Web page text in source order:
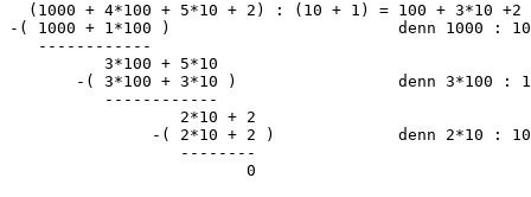
  (1000 + 4*100 + 5*10 + 2) : (10 + 1) = 100 + 3*10 +2
-( 1000 + 1*100 )                        denn 1000 : 10 =
   ------------
          3*100 + 5*10
-( 3*100 + 3*10 )                 denn 3*100 :
          ------------
                  2*10 + 2
-( 2*10 + 2 )             denn 2*10 :
                  --------
                         0